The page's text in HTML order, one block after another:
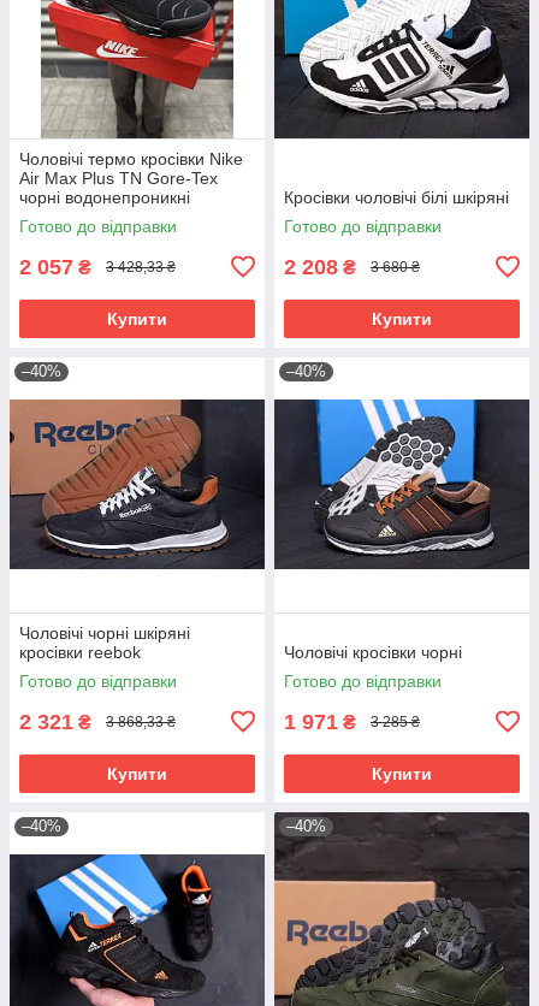
Чоловічі термо кросівки Nike
Air Max Plus TN Gore-Tex
чорні водонепроникні
Готово до відправки
2 057 ₴ 3 428,33 ₴
Купити
Кросівки чоловічі білі шкіряні
Готово до відправки
2 208 ₴ 3 680 ₴
Купити
–40%
Чоловічі чорні шкіряні
кросівки reebok
Готово до відправки
2 321 ₴ 3 868,33 ₴
Купити
–40%
Чоловічі кросівки чорні
Готово до відправки
1 971 ₴ 3 285 ₴
Купити
–40% –40%